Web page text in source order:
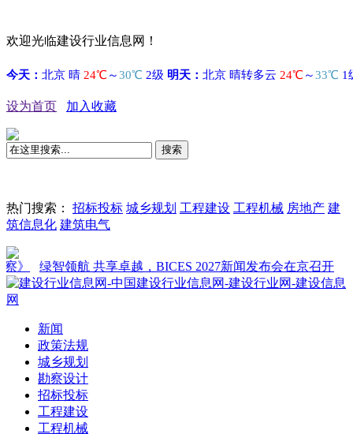
欢迎光临建设行业信息网！
设为首页 加入收藏
搜索
热门搜索： 招标投标 城乡规划 工程建设 工程机械 房地产 建
筑信息化 建筑电气
绿智领航 共享卓越，BICES 2027新闻发布会在京召开
新闻
政策法规
城乡规划
勘察设计
招标投标
工程建设
工程机械